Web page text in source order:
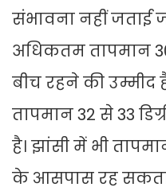
संभावना नहीं जताई
अधिकतम तापमान
बीच रहने की उम्मीद
तापमान 32 से 33
है। झांसी में भी
के आसपास रह